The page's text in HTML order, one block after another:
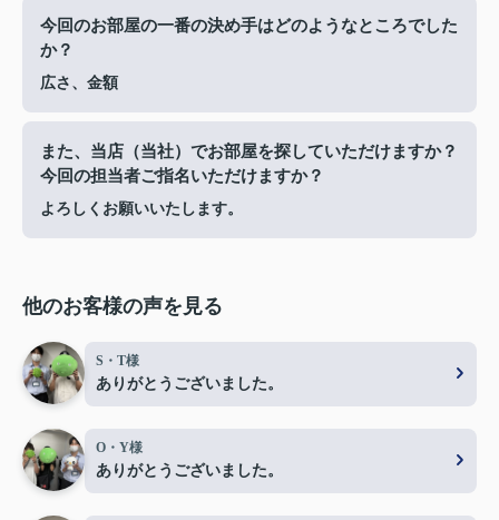
今回のお部屋の一番の決め手はどのようなところでした
か？
広さ、金額
また、当店（当社）でお部屋を探していただけますか？
今回の担当者ご指名いただけますか？
よろしくお願いいたします。
他のお客様の声を見る
S・T様
ありがとうございました。
O・Y様
ありがとうございました。